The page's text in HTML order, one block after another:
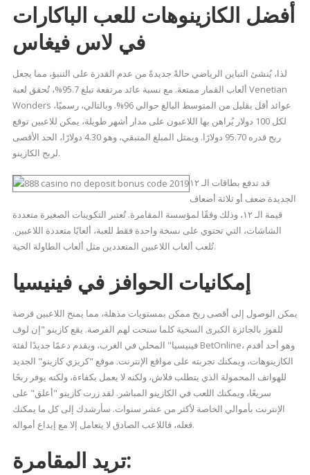
أفضل الكازينوهات للعب الباكارات
في لاس فيغاس
لذا، يُنشئ التباين الرياضي حالةً جديدةً من عدم القدرة على التنبؤ، مما يجعل
ألعاب القمار ممتعة. مع نسبة عائد مرتفعة تبلغ 95.7%، تُحقق لعبة Venetian
Wonders عوائد أقل بقليل من المتوسط ​​البالغ حوالي 96%. وبالتالي، رسميًا،
لكل 100 دولار يُراهن بها اللاعبون على مدار أشهر طويلة، يمكن للاعبين توقع
ربح قدره 95.70 دولارًا. ويمثل المبلغ المتبقي، وهو 4.30 دولارًا، الحد الأقصى
لربح الكازينو.
قد تدفع بطاقات الـ ١٢
الجديدة ضعف أو ثلاثة أضعاف
قيمة الـ ١٢، وذلك وفقًا لمؤسسة المقامرة. تُعتبر التكوينات الصغيرة متعددة
الشاشات، التي تحتوي على نسخة واحدة فقط للعبة، ألعابًا متعددة اللاعبين.
تُلعب ألعاب اللاعبين المتعددين مثل ألعاب الطاولة الحية.
إمكانيات الحوافز في فينيسيا
يمكن الوصول إلى أقصى ربح ممكن بمستويات مذهلة، مما يمنح اللاعبين فرصة
للفوز بالجائزة الكبرى السخية كلما سنحت لهم الفرصة. يقع كازينو "إن لوف
فينيسيا" المحلي في الغرب، ويقدم دعمًا جديدًا لفئة BetOnline، وهو أحد أقدم
الكازينوهات، ويمكنك تجربته على مواقع الإنترنت. موقع "كريزي كازينو" الجديد
للهواتف المحمولة الذي يتطلب فلاش، ولكنه لا يعمل بكفاءة، ولكنه يوفر ربحًا
سريعًا، ويمكنك اللعب في الكازينو المباشر. لقد زرت كازينو "أعلق" على
الإنترنت بأموالي الخاصة لأكثر من عشر سنوات. سأرشدك إلى كل ما يمكنك
فعله، فاللاعب الصادق لا يتعامل إلا مع إيداع أمواله.
تريد المقامرة: